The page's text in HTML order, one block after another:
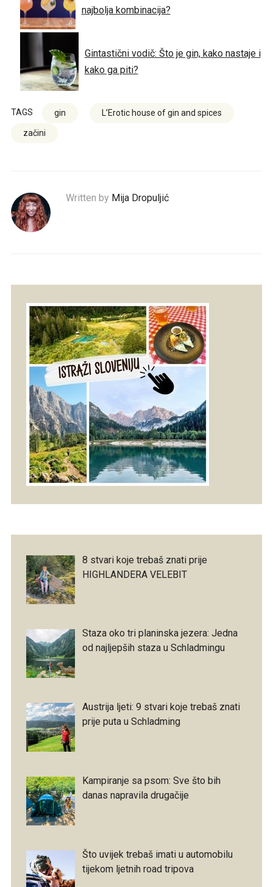
najbolja kombinacija?
Gintastični vodič: Što je gin, kako nastaje i
kako ga piti?
TAGS gin L’Erotic house of gin and spices
začini
Written by Mija Dropuljić
8 stvari koje trebaš znati prije
HIGHLANDERA VELEBIT
Staza oko tri planinska jezera: Jedna
od najljepših staza u Schladmingu
Austrija ljeti: 9 stvari koje trebaš znati
prije puta u Schladming
Kampiranje sa psom: Sve što bih
danas napravila drugačije
Što uvijek trebaš imati u automobilu
tijekom ljetnih road tripova